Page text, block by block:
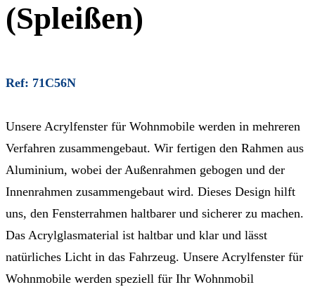
(Spleißen)
Ref: 71C56N
Unsere Acrylfenster für Wohnmobile werden in mehreren
Verfahren zusammengebaut. Wir fertigen den Rahmen aus
Aluminium, wobei der Außenrahmen gebogen und der
Innenrahmen zusammengebaut wird. Dieses Design hilft
uns, den Fensterrahmen haltbarer und sicherer zu machen.
Das Acrylglasmaterial ist haltbar und klar und lässt
natürliches Licht in das Fahrzeug. Unsere Acrylfenster für
Wohnmobile werden speziell für Ihr Wohnmobil